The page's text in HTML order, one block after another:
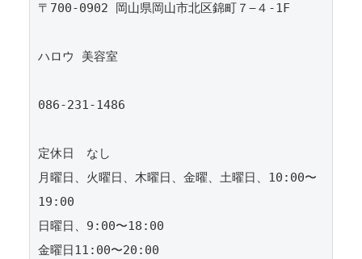
〒700-0902 岡山県岡山市北区錦町７−４-1F
ハロウ 美容室
086-231-1486
定休日　なし
月曜日、火曜日、木曜日、金曜、土曜日、10:00〜
19:00
日曜日、9:00〜18:00
金曜日11:00〜20:00